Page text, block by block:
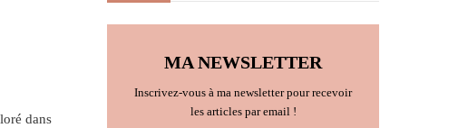
dans
MA NEWSLETTER
Inscrivez-vous à ma newsletter pour recevoir
les articles par email !